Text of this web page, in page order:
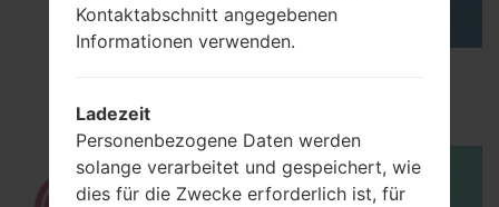
Kontaktabschnitt angegebenen
Informationen verwenden.
Ladezeit
Personenbezogene Daten werden
solange verarbeitet und gespeichert, wie
dies für die Zwecke erforderlich ist, für